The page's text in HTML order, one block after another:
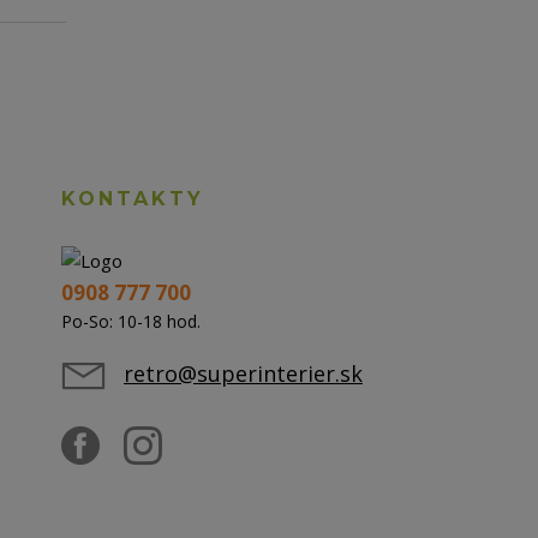
KONTAKTY
0908 777 700
Po-So: 10-18 hod.
retro@superinterier.sk